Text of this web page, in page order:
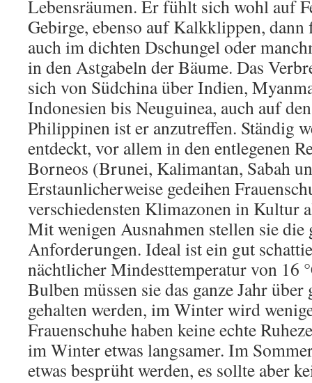
Lebensräumen. Er fühlt sich wohl auf
Gebirge, ebenso auf Kalkklippen,
auch im dichten Dschungel oder
in den Astgabeln der Bäume. Das
sich von Süd­china über Indien,
Indonesien bis Neuguinea, auch auf
Philippinen ist er anzutreffen. Ständig
entdeckt, vor allem in den entlegenen
Borneos (Brunei, Kalimantan, Sabah
Erstaunlicherweise gedeihen
verschiedensten Klimazonen in Kultur
Mit wenigen Ausnahmen stellen sie die
Anforderungen. Ideal ist ein gut
nächtlicher Mindesttemperatur von 16
Bulben müssen sie das ganze Jahr
gehalten werden, im Winter wird
Frauenschuhe haben keine echte
im Winter etwas langsamer. Im
etwas besprüht werden, es sollte aber